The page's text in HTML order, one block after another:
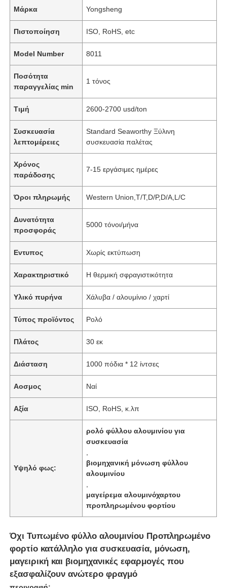
Μάρκα Yongsheng
Πιστοποίηση ISO, RoHS, etc
Model Number 8011
Ποσότητα
παραγγελίας min
1 τόνος
Τιμή 2600-2700 usd/ton
Συσκευασία
λεπτομέρειες
Standard Seaworthy Ξύλινη
συσκευασία παλέτας
Χρόνος
παράδοσης
7-15 εργάσιμες ημέρες
Όροι πληρωμής Western Union,T/T,D/P,D/A,L/C
Δυνατότητα
προσφοράς
5000 τόνοι/μήνα
Εντυπος Χωρίς εκτύπωση
Χαρακτηριστικό Η θερμική σφραγιστικότητα
Υλικό πυρήνα Χάλυβα / αλουμίνιο / χαρτί
Τύπος προϊόντος Ρολό
Πλάτος 30 εκ
Διάσταση 1000 πόδια * 12 ίντσες
Αοσμος Ναί
Αξία ISO, RoHS, κ.λπ
Υψηλό φως:
ρολό φύλλου αλουμινίου για
συσκευασία
βιομηχανική μόνωση φύλλου
αλουμινίου
μαγείρεμα αλουμινόχαρτου
προπληρωμένου φορτίου
Όχι Τυπωμένο φύλλο αλουμινίου Προπληρωμένο
φορτίο κατάλληλο για συσκευασία, μόνωση,
μαγειρική και βιομηχανικές εφαρμογές που
εξασφαλίζουν ανώτερο φραγμό